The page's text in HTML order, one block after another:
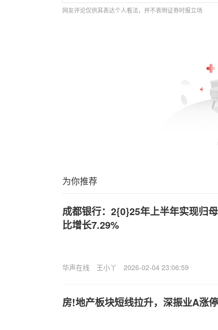
网友评论仅供其表达个人看法，并不表明证券时报立场
为你推荐
成都银行：2{0}25年上半年实现归
比增长7.29%
华声在线 王小丫 2026-02-04 23:06:59
房!地产板块短线拉升，深振业A涨停